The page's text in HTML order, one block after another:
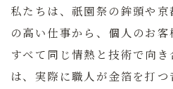
私たちは、祇園祭の鉾頭や
の高い仕事から、個人のお客
すべて同じ情熱と技術で向き
は、実際に職人が金箔を打